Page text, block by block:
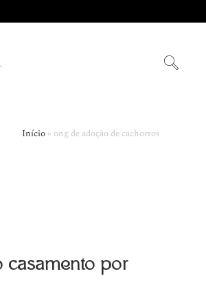
Início» ong de adoção de cachorros
casamento por